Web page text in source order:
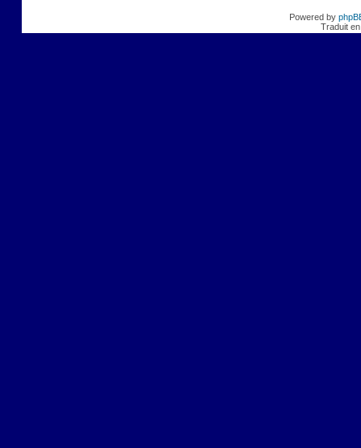
Powered by
Traduit